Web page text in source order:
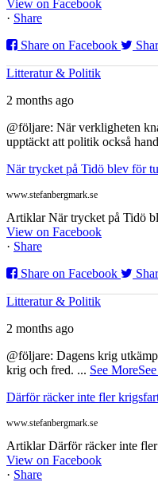
View on Facebook
· Share
Share on Facebook
Litteratur & Politik
2 months ago
@följare: När verkligheten
upptäckt att politik också
När trycket på Tidö blev för
www.stefanbergmark.se
Artiklar När trycket på Tidö
View on Facebook
· Share
Share on Facebook
Litteratur & Politik
2 months ago
@följare: Dagens krig
krig och fred. ... See More
Därför räcker inte fler
www.stefanbergmark.se
Artiklar Därför räcker inte fler
View on Facebook
· Share